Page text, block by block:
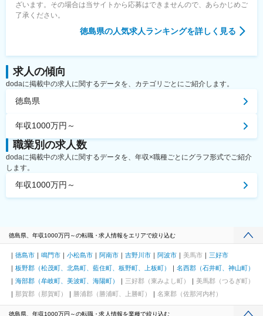
ざいます。その場合は当サイトから応募はできませんので、あらかじめご
了承ください。
徳島県の人気求人ランキングを詳しく見る
求人の傾向
dodaに掲載中の求人に関するデータを、カテゴリごとにご紹介します。
徳島県
年収1000万円～
職業別の求人数
dodaに掲載中の求人に関するデータを、年収×職種ごとにグラフ形式でご紹介
します。
年収1000万円～
徳島県、年収1000万円～の転職・求人情報をエリアで絞り込む
徳島市 鳴門市 小松島市 阿南市 吉野川市 阿波市 美馬市
三好市
板野郡（松茂町、北島町、藍住町、板野町、上板町）
名西郡（石井町、神山町）
海部郡（牟岐町、美波町、海陽町）
三好郡（東みよし町）
美馬郡（つるぎ町）
那賀郡（那賀町）
勝浦郡（勝浦町、上勝町） 名東郡（佐那河内村）
徳島県、年収1000万円～の転職・求人情報を業種で絞り込む